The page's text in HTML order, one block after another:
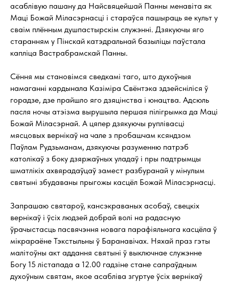
асаблівую пашану да Найсвяцейшай Панны менавіта як
Маці Божай Міласэрнасці і стараўся пашыраць яе культ у
сваім плённым душпастырскім служэнні. Дзякуючы яго
старанням у Пінскай катэдральнай базыліцы паўстала
капліца Вастрабрамскай Панны.
Сёння мы становімся сведкамі таго, што духоўныя
намаганні кардынала Казіміра Свёнтэка здзейсніліся ў
горадзе, дзе прайшло яго дзяцінства і юнацтва. Адсюль
пасля ночы атэізма вырушыла першая пілігрымка да Маці
Божай Міласэрнай. А цяпер дзякуючы руплівасці
мясцовых вернікаў на чале з пробашчам ксяндзом
Паўлам Рудзьманам, дзякуючы разуменню патрэб
католікаў з боку дзяржаўных уладаў і пры падтрымцы
шматлікіх ахвярадаўцаў замест разбуранай у мінулым
святыні збудаваны прыгожы касцёл Божай Міласэрнасці.
Запрашаю святароў, кансэкраваных асобаў, свецкіх
вернікаў і ўсіх людзей добрай волі на радасную
ўрачыстасць пасвячэння новага парафіяльнага касцёла ў
мікрараёне Тэкстыльны ў Баранавічах. Няхай праз гэты
малітоўны акт аддання святыні ў выключнае служэнне
Богу 15 лістапада а 12.00 гадзіне стане сапраўдным
духоўным святам, якое асабліва згуртуе ўсіх вернікаў